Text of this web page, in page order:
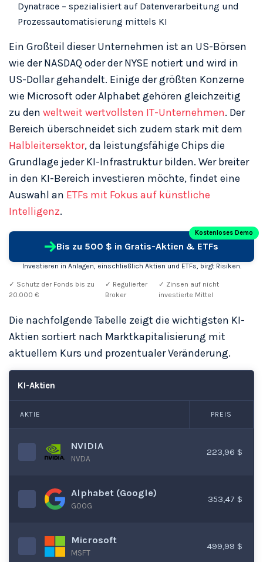
Dynatrace – spezialisiert auf Datenverarbeitung und
Prozessautomatisierung mittels KI
Ein Großteil dieser Unternehmen ist an US-Börsen
wie der NASDAQ oder der NYSE notiert und wird in
US-Dollar gehandelt. Einige der größten Konzerne
wie Microsoft oder Alphabet gehören gleichzeitig
zu den weltweit wertvollsten IT-Unternehmen. Der
Bereich überschneidet sich zudem stark mit dem
Halbleitersektor, da leistungsfähige Chips die
Grundlage jeder KI-Infrastruktur bilden. Wer breiter
in den KI-Bereich investieren möchte, findet eine
Auswahl an ETFs mit Fokus auf künstliche
Intelligenz.
Bis zu 500 $ in Gratis-Aktien & ETFs
Kostenloses Demo
Investieren in Anlagen, einschließlich Aktien und ETFs, birgt Risiken.
✓ Schutz der Fonds bis zu
20.000 €
✓ Regulierter
Broker
✓ Zinsen auf nicht
investierte Mittel
Die nachfolgende Tabelle zeigt die wichtigsten KI-
Aktien sortiert nach Marktkapitalisierung mit
aktuellem Kurs und prozentualer Veränderung.
KI-Aktien
AKTIE PREIS
NVIDIA
NVDA
223,96 $
Alphabet (Google)
GOOG
353,47 $
Microsoft
MSFT
499,99 $